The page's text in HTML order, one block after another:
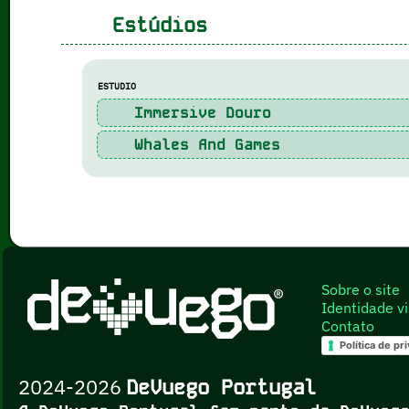
Estúdios
ESTUDIO
Immersive Douro
Whales And Games
Sobre o site
Identidade
Contato
Política de
2024-2026 DeVuego Portugal